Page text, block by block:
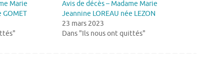
Marie
GOMET
Avis de décès – Madame Marie
Jeannine LOREAU née LEZON
23 mars 2023
Dans "Ils nous ont quittés"